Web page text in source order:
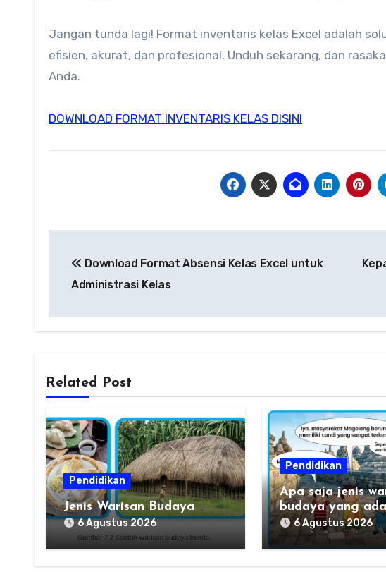
Jangan tunda lagi! Format inventaris kelas Excel adalah
efisien, akurat, dan profesional. Unduh sekarang, dan
Anda.
DOWNLOAD FORMAT INVENTARIS KELAS DISINI
pos Download Format Absensi Kelas Excel untuk
Administrasi Kelas
Related Post
Pendidikan
Jenis Warisan Budaya
6 Agustus 2026
Pendidikan
Apa saja jenis
budaya yang
daerahku?
6 Agustus 2026